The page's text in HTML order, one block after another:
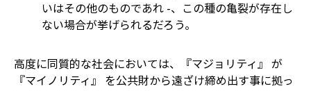
いはその他のものであれ -、この種の亀裂が存在し
ない場合が挙げられるだろう。
高度に同質的な社会においては、『マジョリティ』 が
『マイノリティ』 を公共財から遠ざけ締め出す事に拠っ